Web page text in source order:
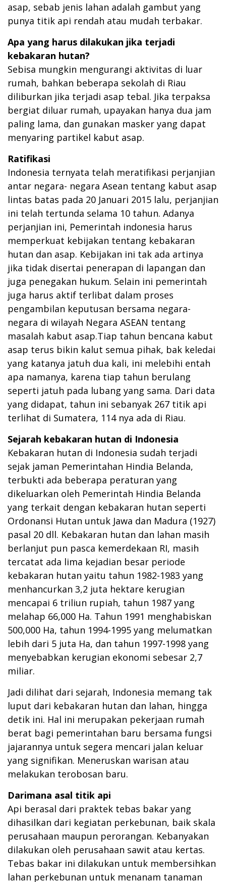
asap, sebab jenis lahan adalah gambut yang
punya titik api rendah atau mudah terbakar.
Apa yang harus dilakukan jika terjadi
kebakaran hutan?
Sebisa mungkin mengurangi aktivitas di luar
rumah, bahkan beberapa sekolah di Riau
diliburkan jika terjadi asap tebal. Jika terpaksa
bergiat diluar rumah, upayakan hanya dua jam
paling lama, dan gunakan masker yang dapat
menyaring partikel kabut asap.
Ratifikasi
Indonesia ternyata telah meratifikasi perjanjian
antar negara- negara Asean tentang kabut asap
lintas batas pada 20 Januari 2015 lalu, perjanjian
ini telah tertunda selama 10 tahun. Adanya
perjanjian ini, Pemerintah indonesia harus
memperkuat kebijakan tentang kebakaran
hutan dan asap. Kebijakan ini tak ada artinya
jika tidak disertai penerapan di lapangan dan
juga penegakan hukum. Selain ini pemerintah
juga harus aktif terlibat dalam proses
pengambilan keputusan bersama negara-
negara di wilayah Negara ASEAN tentang
masalah kabut asap.Tiap tahun bencana kabut
asap terus bikin kalut semua pihak, bak keledai
yang katanya jatuh dua kali, ini melebihi entah
apa namanya, karena tiap tahun berulang
seperti jatuh pada lubang yang sama. Dari data
yang didapat, tahun ini sebanyak 267 titik api
terlihat di Sumatera, 114 nya ada di Riau.
Sejarah kebakaran hutan di Indonesia
Kebakaran hutan di Indonesia sudah terjadi
sejak jaman Pemerintahan Hindia Belanda,
terbukti ada beberapa peraturan yang
dikeluarkan oleh Pemerintah Hindia Belanda
yang terkait dengan kebakaran hutan seperti
Ordonansi Hutan untuk Jawa dan Madura (1927)
pasal 20 dll. Kebakaran hutan dan lahan masih
berlanjut pun pasca kemerdekaan RI, masih
tercatat ada lima kejadian besar periode
kebakaran hutan yaitu tahun 1982-1983 yang
menhancurkan 3,2 juta hektare kerugian
mencapai 6 triliun rupiah, tahun 1987 yang
melahap 66,000 Ha. Tahun 1991 menghabiskan
500,000 Ha, tahun 1994-1995 yang melumatkan
lebih dari 5 juta Ha, dan tahun 1997-1998 yang
menyebabkan kerugian ekonomi sebesar 2,7
miliar.
Jadi dilihat dari sejarah, Indonesia memang tak
luput dari kebakaran hutan dan lahan, hingga
detik ini. Hal ini merupakan pekerjaan rumah
berat bagi pemerintahan baru bersama fungsi
jajarannya untuk segera mencari jalan keluar
yang signifikan. Meneruskan warisan atau
melakukan terobosan baru.
Darimana asal titik api
Api berasal dari praktek tebas bakar yang
dihasilkan dari kegiatan perkebunan, baik skala
perusahaan maupun perorangan. Kebanyakan
dilakukan oleh perusahaan sawit atau kertas.
Tebas bakar ini dilakukan untuk membersihkan
lahan perkebunan untuk menanam tanaman